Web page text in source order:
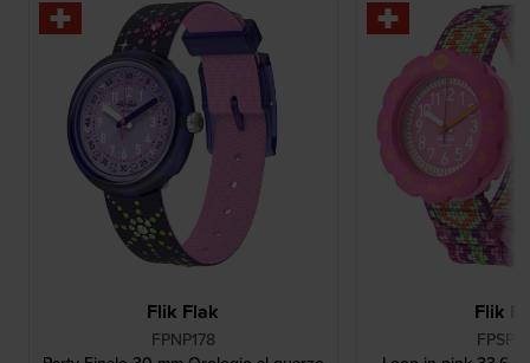
Flik Flak
FPNP178
Flik